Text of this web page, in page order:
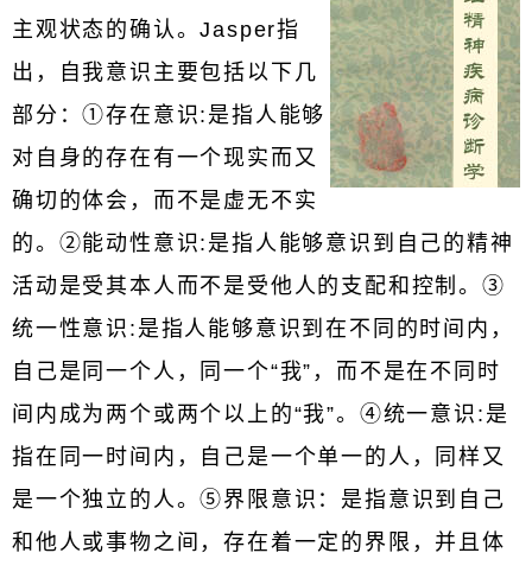
主观状态的确认。Jasper指
出，自我意识主要包括以下几
部分：①存在意识:是指人能够
对自身的存在有一个现实而又
确切的体会，而不是虚无不实
的。②能动性意识:是指人能够意识到自己的精神
活动是受其本人而不是受他人的支配和控制。③
统一性意识:是指人能够意识到在不同的时间内，
自己是同一个人，同一个“我”，而不是在不同时
间内成为两个或两个以上的“我”。④统一意识:是
指在同一时间内，自己是一个单一的人，同样又
是一个独立的人。⑤界限意识：是指意识到自己
和他人或事物之间，存在着一定的界限，并且体